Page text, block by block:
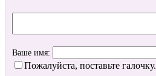
Ваше имя:
Пожалуйста, поставьте галочку.